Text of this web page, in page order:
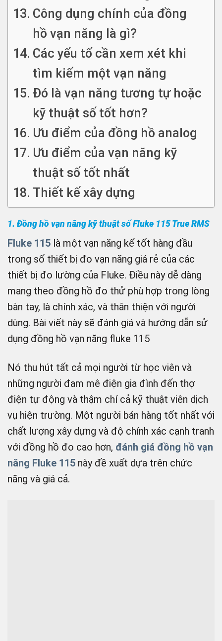
Công dụng chính của đồng
hồ vạn năng là gì?
Các yếu tố cần xem xét khi
tìm kiếm một vạn năng
Đó là vạn năng tương tự hoặc
kỹ thuật số tốt hơn?
Ưu điểm của đồng hồ analog
Ưu điểm của vạn năng kỹ
thuật số tốt nhất
Thiết kế xây dựng
1. Đồng hồ vạn năng kỹ thuật số Fluke 115 True RMS
Fluke 115 là một vạn năng kế tốt hàng đầu
trong số thiết bị đo vạn năng giá rẻ của các
thiết bị đo lường của Fluke. Điều này dễ dàng
mang theo đồng hồ đo thử phù hợp trong lòng
bàn tay, là chính xác, và thân thiện với người
dùng. Bài viết này sẽ đánh giá và hướng dẫn sử
dụng đồng hồ vạn năng fluke 115
Nó thu hút tất cả mọi người từ học viên và
những người đam mê điện gia đình đến thợ
điện tự động và thậm chí cả kỹ thuật viên dịch
vụ hiện trường. Một người bán hàng tốt nhất với
chất lượng xây dựng và độ chính xác cạnh tranh
với đồng hồ đo cao hơn, đánh giá đồng hồ vạn
năng Fluke 115 này đề xuất dựa trên chức
năng và giá cả.